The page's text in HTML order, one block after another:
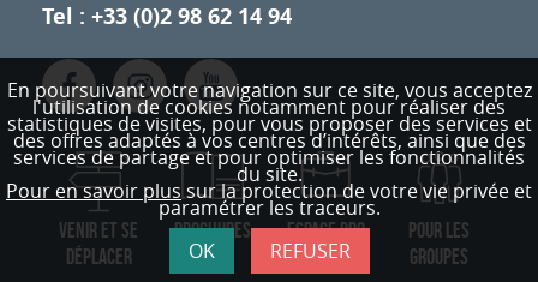
Tel : +33 (0)2 98 62 14 94
VENIR ET SE
DÉPLACER
BROCHURES ESPACE PRO
POUR LES
GROUPES
En poursuivant votre navigation sur ce site, vous acceptez
l'utilisation de cookies notamment pour réaliser des
statistiques de visites, pour vous proposer des services et
des offres adaptés à vos centres d’intérêts, ainsi que des
services de partage et pour optimiser les fonctionnalités
du site.
Pour en savoir plussur la protection de votre vie privée et
paramétrer les traceurs.
OK
REFUSER